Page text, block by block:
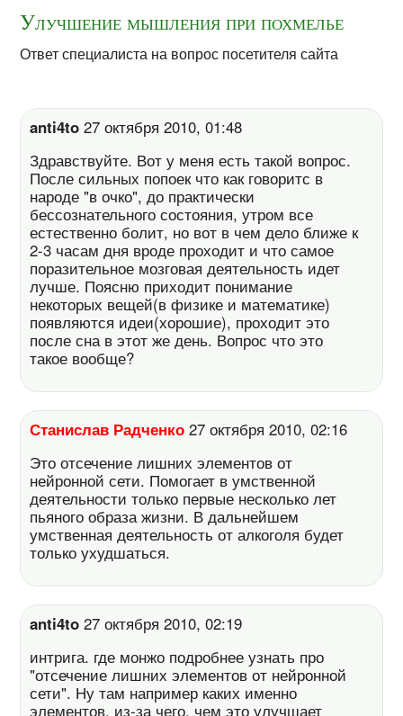
Улучшение мышления при похмелье
Ответ специалиста на вопрос посетителя сайта
anti4to 27 октября 2010, 01:48
Здравствуйте. Вот у меня есть такой вопрос.
После сильных попоек что как говоритс в
народе "в очко", до практически
бессознательного состояния, утром все
естественно болит, но вот в чем дело ближе к
2-3 часам дня вроде проходит и что самое
поразительное мозговая деятельность идет
лучше. Поясню приходит понимание
некоторых вещей(в физике и математике)
появляются идеи(хорошие), проходит это
после сна в этот же день. Вопрос что это
такое вообще?
Станислав Радченко 27 октября 2010, 02:16
Это отсечение лишних элементов от
нейронной сети. Помогает в умственной
деятельности только первые несколько лет
пьяного образа жизни. В дальнейшем
умственная деятельность от алкоголя будет
только ухудшаться.
anti4to 27 октября 2010, 02:19
интрига. где монжо подробнее узнать про
"отсечение лишних элементов от нейронной
сети". Ну там например каких именно
элементов, из-за чего, чем это улучшает